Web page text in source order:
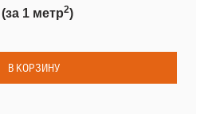
(за 1 метр2)
В КОРЗИНУ